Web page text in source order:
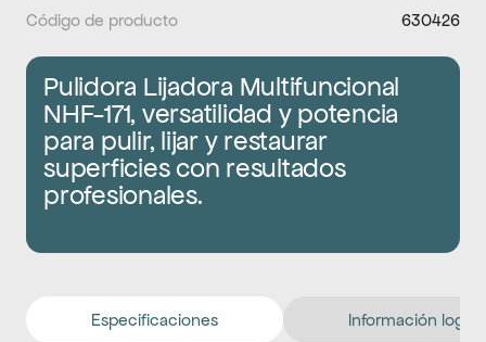
Código de producto 630426
Pulidora Lijadora Multifuncional
NHF-171, versatilidad y potencia
para pulir, lijar y restaurar
superficies con resultados
profesionales.
Especificaciones
Información